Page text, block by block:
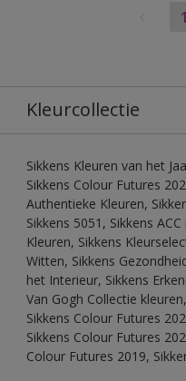
1
Kleurcollectie
Sikkens Kleuren van het
Sikkens Colour Futures
Authentieke Kleuren,
Sikkens 5051, Sikkens
Kleuren, Sikkens
Witten, Sikkens
het Interieur, Sikkens
Van Gogh Collectie
Sikkens Colour Futures
Sikkens Colour Futures
Colour Futures 2019,